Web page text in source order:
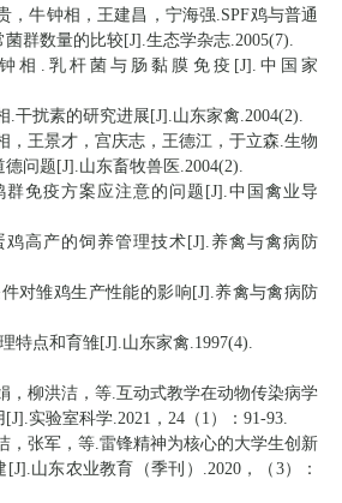
，牛钟相，王建昌，宁海强.SPF鸡与普通
群数量的比较[J].生态学杂志.2005(7).
相.乳杆菌与肠黏膜免疫[J].中国家
.干扰素的研究进展[J].山东家禽.2004(2).
，王景才，宫庆志，王德江，于立森.生物
问题[J].山东畜牧兽医.2004(2).
群免疫方案应注意的问题[J].中国禽业导
鸡高产的饲养管理技术[J].养禽与禽病防
对雏鸡生产性能的影响[J].养禽与禽病防
特点和育雏[J].山东家禽.1997(4).
，柳洪洁，等.互动式教学在动物传染病学
实验室科学.2021，24（1）：91-93.
，张军，等.雷锋精神为核心的大学生创新
山东农业教育（季刊）.2020，（3）：